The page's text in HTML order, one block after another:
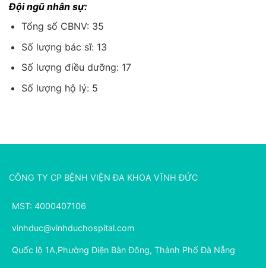
Đội ngũ nhân sự:
Tổng số CBNV: 35
Số lượng bác sĩ: 13
Số lượng điều dưỡng: 17
Số lượng hộ lý: 5
CÔNG TY CP BỆNH VIỆN ĐA KHOA VĨNH ĐỨC
MST: 4000407106
vinhduc@vinhduchospital.com
Quốc lộ 1A,Phường Điện Bàn Đông, Thành Phố Đà Nẵng